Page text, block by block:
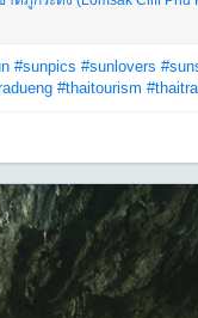
#sunpics #sunlovers
#thaitourism